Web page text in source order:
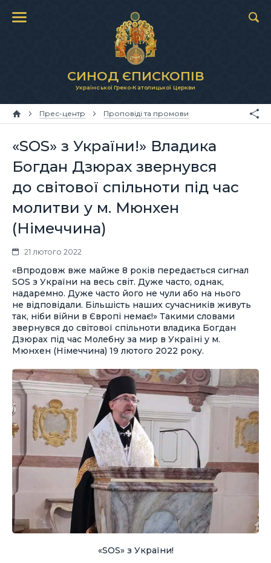
СИНОД ЄПИСКОПІВ
Української Греко-Католицької Церкви
Прес-центр Проповіді та промови
«SOS» з України!» Владика
Богдан Дзюрах звернувся
до світової спільноти під час
молитви у м. Мюнхен
(Німеччина)
21 лютого 2022
«Впродовж вже майже 8 років передається сигнал
SOS з України на весь світ. Дуже часто, однак,
надаремно. Дуже часто його не чули або на нього
не відповідали. Більшість наших сучасників живуть
так, ніби війни в Європі немає!» Такими словами
звернувся до світової спільноти владика Богдан
Дзюрах під час Молебну за мир в Україні у м.
Мюнхен (Німеччина) 19 лютого 2022 року.
«SOS» з України!